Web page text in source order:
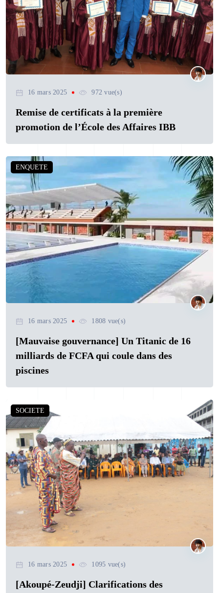
16 mars 2025 972 vue(s)
Remise de certificats à la première
promotion de l’École des Affaires IBB
ENQUETE
16 mars 2025 1808 vue(s)
[Mauvaise gouvernance] Un Titanic de 16
milliards de FCFA qui coule dans des
piscines
SOCIETE
16 mars 2025 1095 vue(s)
[Akoupé-Zeudji] Clarifications des